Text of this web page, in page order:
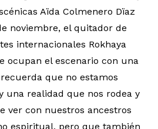
Aïda Colmenero Dïaz
noviembre, el quitador de
internacionales Rokhaya
ocupan el escenario con una
que no estamos
una realidad que nos rodea y
ver con nuestros ancestros
espiritual, pero que también